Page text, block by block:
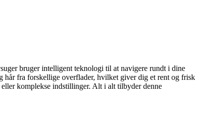
bruger intelligent teknologi til at navigere rundt i dine
hår fra forskellige overflader, hvilket giver dig et rent og frisk
komplekse indstillinger. Alt i alt tilbyder denne